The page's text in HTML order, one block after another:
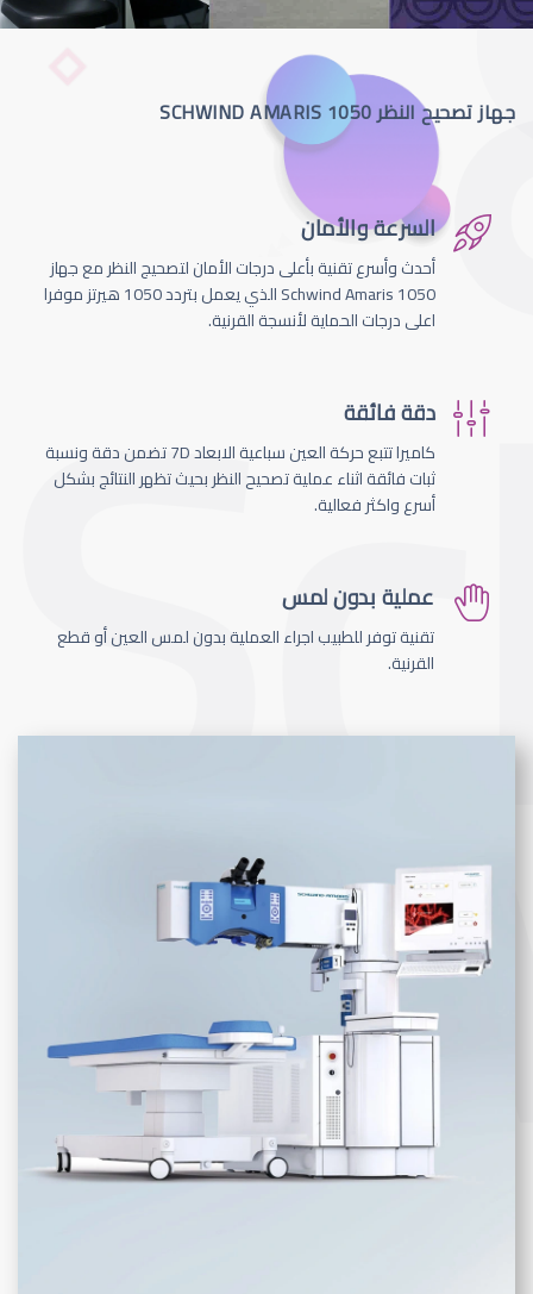
جهاز تصحيح النظر SCHWIND AMARIS 1050
السرعة والأمان
أحدث وأسرع تقنية بأعلى درجات الأمان لتصحيج النظر مع جهاز
Schwind Amaris 1050 الذي يعمل بتردد 1050 هيرتز موفرا
اعلى درجات الحماية لأنسجة القرنية.
دقة فائقة
كاميرا تتبع حركة العين سباعية الابعاد 7D تضمن دقة ونسبة
ثبات فائقة اثناء عملية تصحيح النظر بحيث تظهر النتائج بشكل
أسرع واكثر فعالية.
عملية بدون لمس
تقنية توفر للطبيب اجراء العملية بدون لمس العين أو قطع
القرنية.